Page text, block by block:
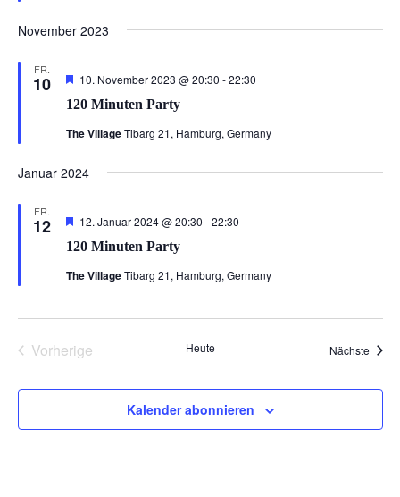
November 2023
FR.
10
120 Minuten Party
Hervorgehoben
10. November 2023 @ 20:30 -22:30
The VillageTibarg 21, Hamburg, Germany
Januar 2024
FR.
12
120 Minuten Party
Hervorgehoben
12. Januar 2024 @ 20:30 -22:30
The VillageTibarg 21, Hamburg, Germany
Vorherige
Heute Nächste
Kalender abonnieren